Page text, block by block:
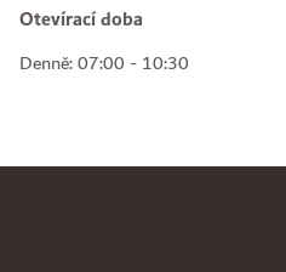
Otevírací doba
Denně: 07:00 - 10:30